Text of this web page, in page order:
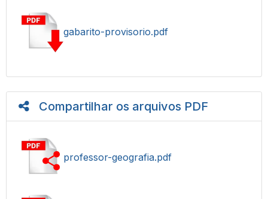
gabarito-provisorio.pdf
Compartilhar os arquivos PDF
professor-geografia.pdf